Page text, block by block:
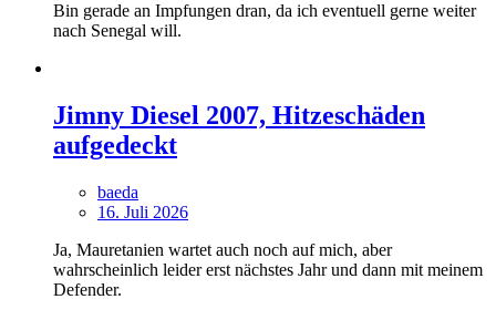
Bin gerade an Impfungen dran, da ich eventuell gerne weiter
nach Senegal will.
Jimny Diesel 2007, Hitzeschäden
aufgedeckt
baeda
16. Juli 2026
Ja, Mauretanien wartet auch noch auf mich, aber
wahrscheinlich leider erst nächstes Jahr und dann mit meinem
Defender.